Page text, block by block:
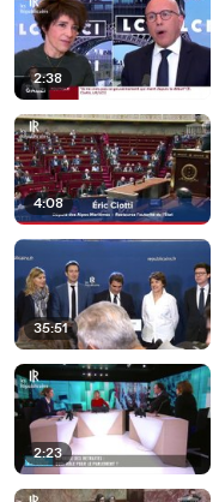
2:38
4:08
35:51
2:23